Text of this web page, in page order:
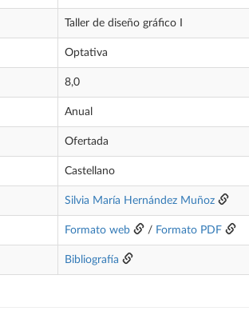
Taller de diseño gráfico I
Optativa
8,0
Anual
Ofertada
Castellano
Silvia María Hernández Muñoz
Formato web / Formato PDF
Bibliografía